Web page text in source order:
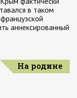
в таком
аннексированный
На родине